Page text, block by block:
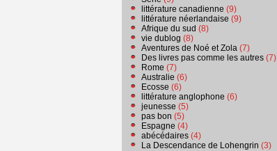
littérature canadienne (9)
littérature néerlandaise (9)
Afrique du sud (8)
vie dublog (8)
Aventures de Noé et Zola (7)
Des livres pas comme les autres (7)
Rome (7)
Australie (6)
Ecosse (6)
littérature anglophone (6)
jeunesse (5)
pas bon (5)
Espagne (4)
abécédaires (4)
La Descendance de Lohengrin (3)